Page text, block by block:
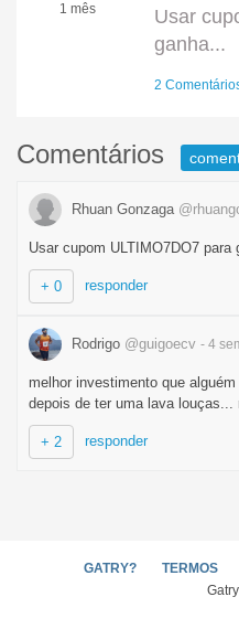
1 mês
Usar
ganha...
2
Comentários
Rhuan Gonzaga
Usar cupom ULTIMO7DO7
+ 0 responder
Rodrigo @guigoecv - 4
melhor investimento que
depois de ter uma lava
+ 2 responder
GATRY? TERMOS